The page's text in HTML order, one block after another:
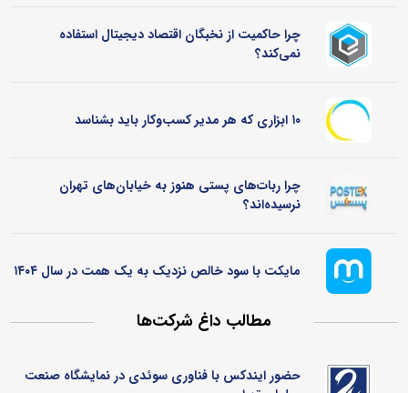
چرا حاکمیت از نخبگان اقتصاد دیجیتال استفاده
نمی‌کند؟
۱۰ ابزاری که هر مدیر کسب‌وکار باید بشناسد
چرا ربات‌های پستی هنوز به خیابان‌های تهران
نرسیده‌اند؟
مایکت با سود خالص نزدیک به یک همت در سال ۱۴۰۴
مطالب داغ شرکت‌ها
حضور ایندکس با فناوری سوئدی در نمایشگاه صنعت